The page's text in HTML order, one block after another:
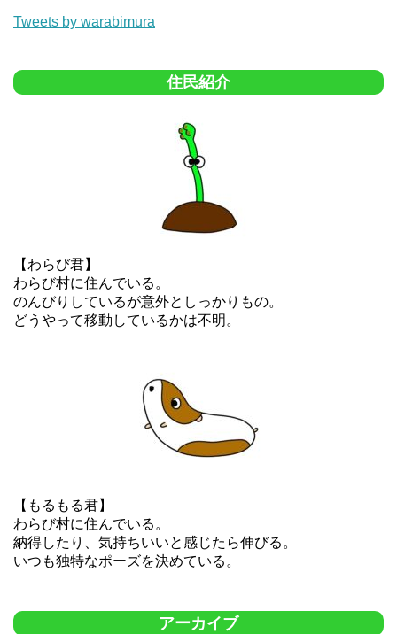
Tweets by warabimura
住民紹介
【わらび君】
わらび村に住んでいる。
のんびりしているが意外としっかりもの。
どうやって移動しているかは不明。
【もるもる君】
わらび村に住んでいる。
納得したり、気持ちいいと感じたら伸びる。
いつも独特なポーズを決めている。
アーカイブ